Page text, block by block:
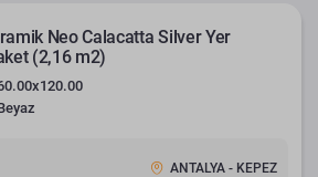
Neo Calacatta Silver Yer
(2,16 m2)
ANTALYA - KEPEZ